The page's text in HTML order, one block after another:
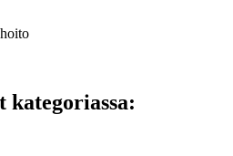
kategoriassa: